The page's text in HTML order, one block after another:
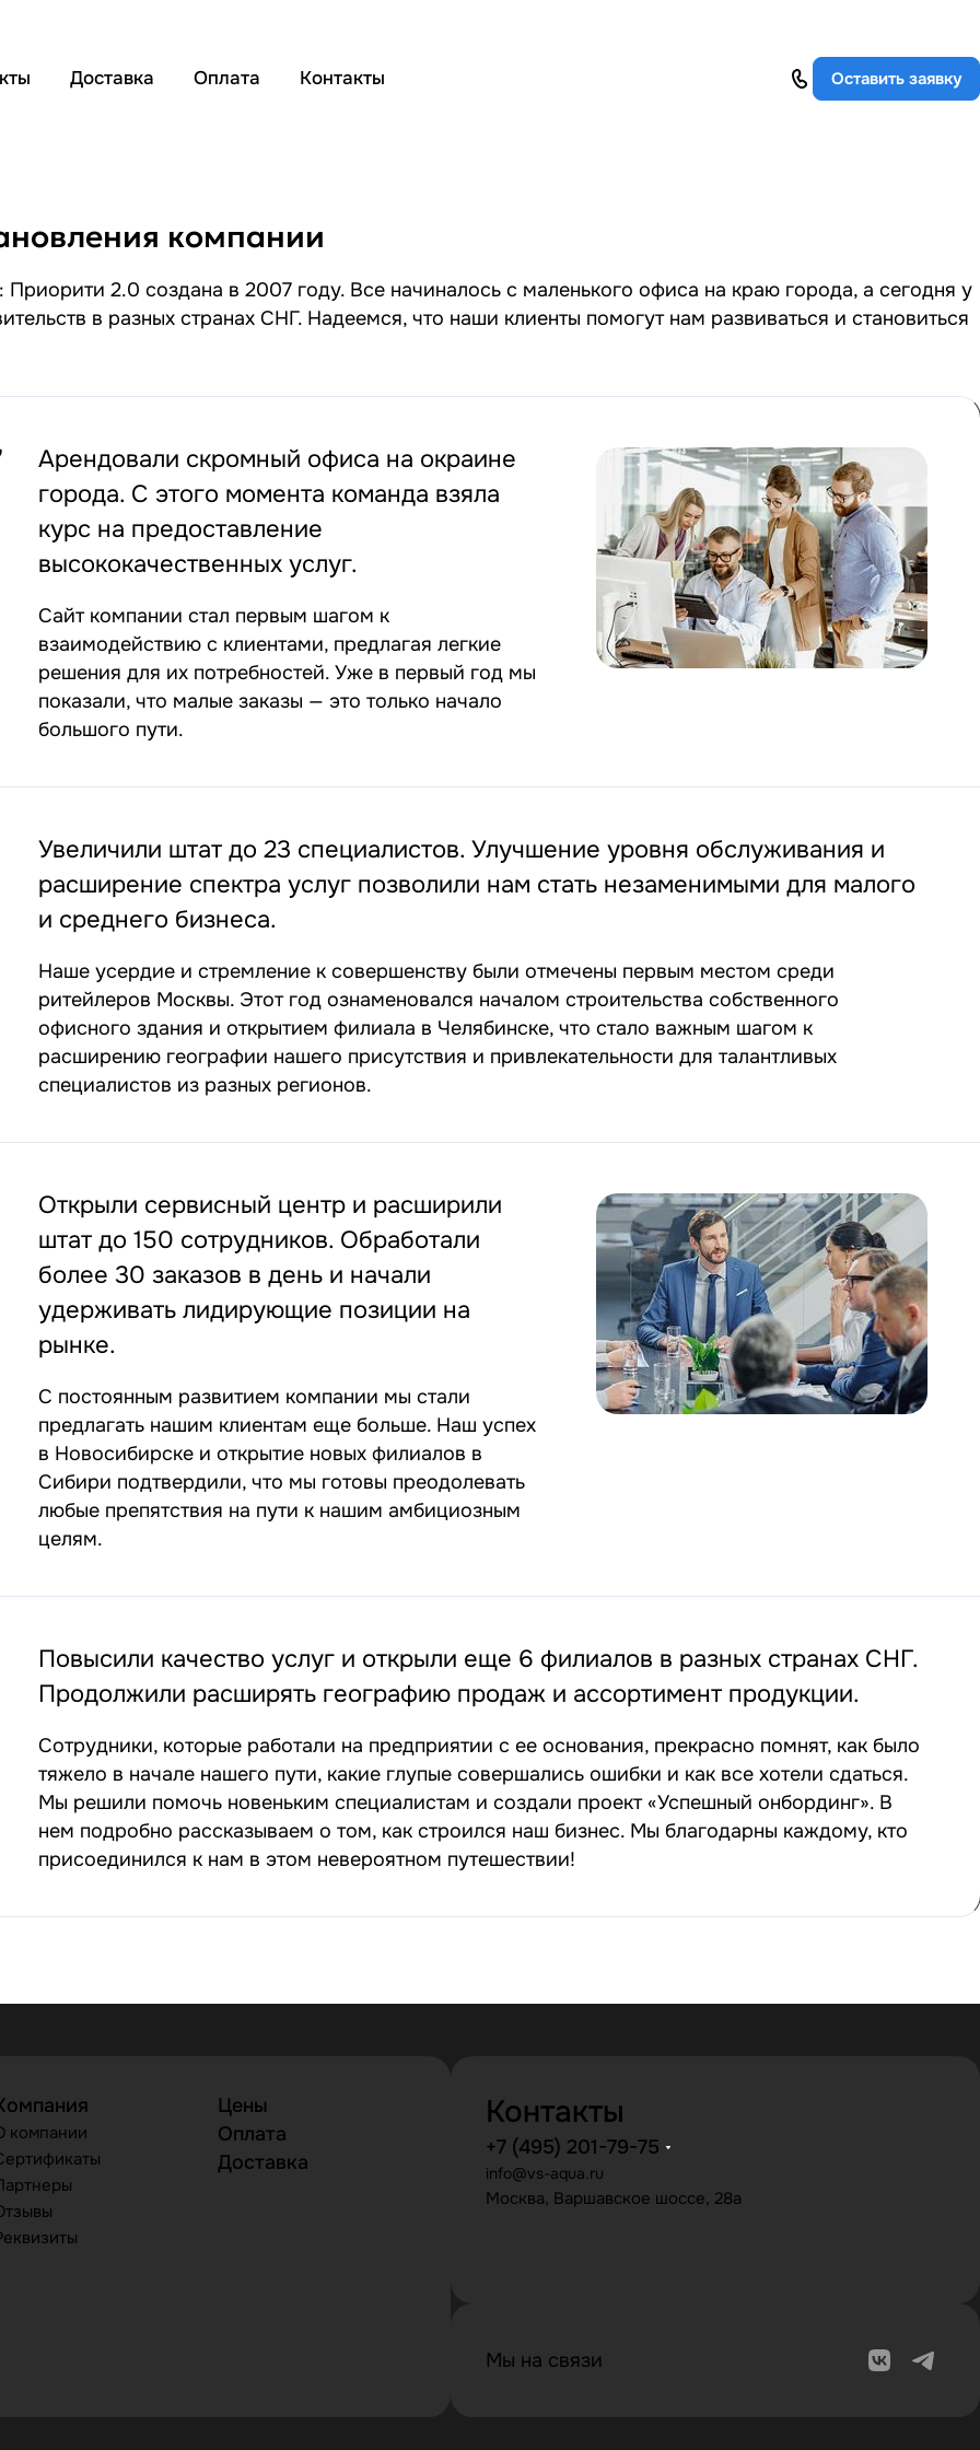
Доставка Оплата Контакты Оставить заявку
компании
2.0 создана в 2007 году. Все начиналось с маленького офиса на краю города, а сегодня у
в разных странах СНГ. Надеемся, что наши клиенты помогут нам развиваться и становиться
Арендовали скромный офиса на окраине
города. С этого момента команда взяла
курс на предоставление
высококачественных услуг.
Сайт компании стал первым шагом к
взаимодействию с клиентами, предлагая легкие
решения для их потребностей. Уже в первый год мы
показали, что малые заказы — это только начало
большого пути.
Увеличили штат до 23 специалистов. Улучшение уровня обслуживания и
расширение спектра услуг позволили нам стать незаменимыми для малого
и среднего бизнеса.
Наше усердие и стремление к совершенству были отмечены первым местом среди
ритейлеров Москвы. Этот год ознаменовался началом строительства собственного
офисного здания и открытием филиала в Челябинске, что стало важным шагом к
расширению географии нашего присутствия и привлекательности для талантливых
специалистов из разных регионов.
Открыли сервисный центр и расширили
штат до 150 сотрудников. Обработали
более 30 заказов в день и начали
удерживать лидирующие позиции на
рынке.
С постоянным развитием компании мы стали
предлагать нашим клиентам еще больше. Наш успех
в Новосибирске и открытие новых филиалов в
Сибири подтвердили, что мы готовы преодолевать
любые препятствия на пути к нашим амбициозным
целям.
Повысили качество услуг и открыли еще 6 филиалов в разных странах СНГ.
Продолжили расширять географию продаж и ассортимент продукции.
Сотрудники, которые работали на предприятии с ее основания, прекрасно помнят, как было
тяжело в начале нашего пути, какие глупые совершались ошибки и как все хотели сдаться.
Мы решили помочь новеньким специалистам и создали проект «Успешный онбординг». В
нем подробно рассказываем о том, как строился наш бизнес. Мы благодарны каждому, кто
присоединился к нам в этом невероятном путешествии!
компании
Цены
Оплата
Доставка
Контакты
+7 (495) 201-79-75
info@vs-aqua.ru
Москва, Варшавское шоссе, 28а
Мы на связи